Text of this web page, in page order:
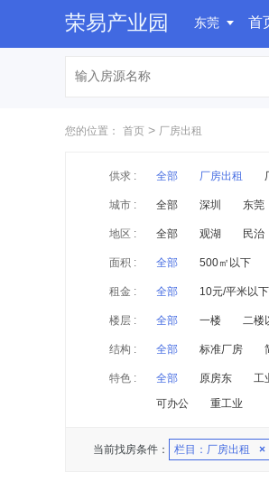
荣易产业园 东莞 首
您的位置： 首页 > 厂房出租
供求 : 全部 厂房出租
城市 : 全部 深圳 东莞
地区 : 全部 观湖 民治
面积 : 全部 500㎡以下
租金 : 全部 10元/平米以下
楼层 : 全部 一楼 二楼
结构 : 全部 标准厂房
特色 : 全部 原房东 工
可办公
重工业
当前找房条件： 栏目：厂房出租 ×